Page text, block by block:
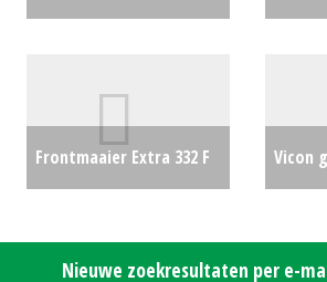
Frontmaaier Extra 332 F
Vicon
Nieuwe zoekresultaten per e-